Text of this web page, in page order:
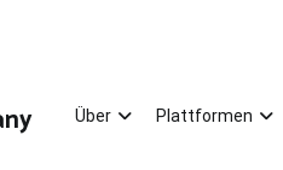
Über Plattformen